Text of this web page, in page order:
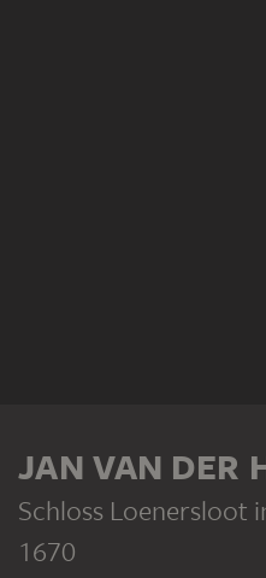
JAN VAN DER
Schloss Loenersloot
1670